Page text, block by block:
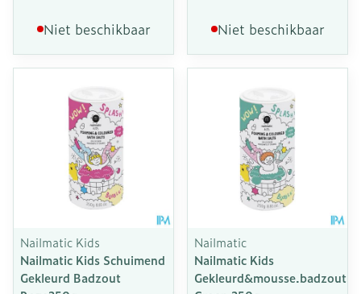
Niet beschikbaar Niet beschikbaar
Nailmatic Kids
Nailmatic Kids Schuimend
Gekleurd Badzout
Nailmatic
Nailmatic Kids
Gekleurd&mousse.badzout